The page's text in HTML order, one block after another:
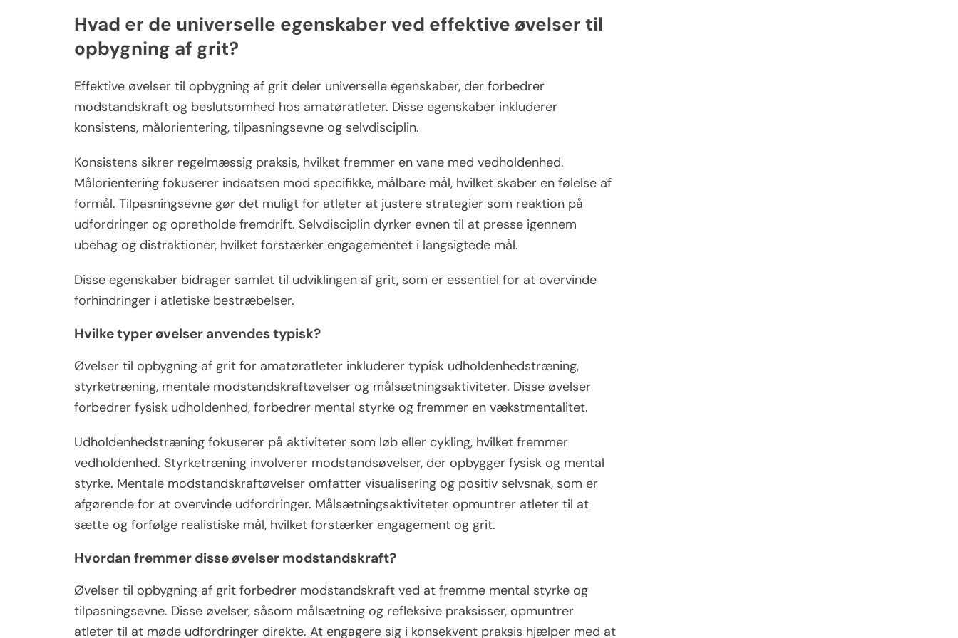
Hvad er de universelle egenskaber ved effektive øvelser til
opbygning af grit?
Effektive øvelser til opbygning af grit deler universelle egenskaber, der forbedrer
modstandskraft og beslutsomhed hos amatøratleter. Disse egenskaber inkluderer
konsistens, målorientering, tilpasningsevne og selvdisciplin.
Konsistens sikrer regelmæssig praksis, hvilket fremmer en vane med vedholdenhed.
Målorientering fokuserer indsatsen mod specifikke, målbare mål, hvilket skaber en følelse af
formål. Tilpasningsevne gør det muligt for atleter at justere strategier som reaktion på
udfordringer og opretholde fremdrift. Selvdisciplin dyrker evnen til at presse igennem
ubehag og distraktioner, hvilket forstærker engagementet i langsigtede mål.
Disse egenskaber bidrager samlet til udviklingen af grit, som er essentiel for at overvinde
forhindringer i atletiske bestræbelser.
Hvilke typer øvelser anvendes typisk?
Øvelser til opbygning af grit for amatøratleter inkluderer typisk udholdenhedstræning,
styrketræning, mentale modstandskraftøvelser og målsætningsaktiviteter. Disse øvelser
forbedrer fysisk udholdenhed, forbedrer mental styrke og fremmer en vækstmentalitet.
Udholdenhedstræning fokuserer på aktiviteter som løb eller cykling, hvilket fremmer
vedholdenhed. Styrketræning involverer modstandsøvelser, der opbygger fysisk og mental
styrke. Mentale modstandskraftøvelser omfatter visualisering og positiv selvsnak, som er
afgørende for at overvinde udfordringer. Målsætningsaktiviteter opmuntrer atleter til at
sætte og forfølge realistiske mål, hvilket forstærker engagement og grit.
Hvordan fremmer disse øvelser modstandskraft?
Øvelser til opbygning af grit forbedrer modstandskraft ved at fremme mental styrke og
tilpasningsevne. Disse øvelser, såsom målsætning og refleksive praksisser, opmuntrer
atleter til at møde udfordringer direkte. At engagere sig i konsekvent praksis hjælper med at